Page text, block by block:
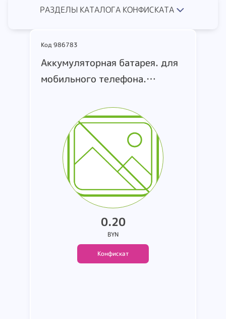
РАЗДЕЛЫ КАТАЛОГА КОНФИСКАТА
Код 986783
Аккумуляторная батарея. для
мобильного телефона.
Iphone 11 Pro.
3046мАh/11.67Wh. 3.83 V.
страна производства Китай. в
заводской упаковке. одна
упаковка вскрыта. вес 5 кг.
0.20
BYN
Конфискат